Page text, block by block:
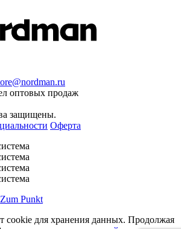
оптовых продаж
защищены.
Оферта
Zum Punkt
cookie для хранения данных. Продолжая